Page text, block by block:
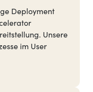
Deployment
Unsere
im User